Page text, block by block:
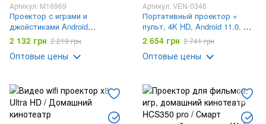
Артикул: M16969
Проектор с играми и
джойстиками Android
11+карта microSD 64gb (M300
MAX/HY300)
2 132 грн 2 219 грн
Оптовые цены
Артикул: VEN-0346
Портативный проектор +
пульт, 4K HD, Android 11.0, Wi-
Fi 6.0, Bluetooth, E350 /
Мультимедийный проектор
домашний
2 654 грн 2 741 грн
Оптовые цены